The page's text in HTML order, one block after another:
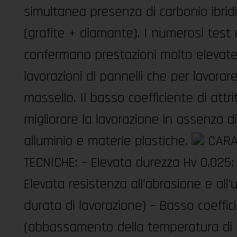
simultanea presenza di carbonio
(grafite + diamante). I numerosi
confermano prestazioni molto
lavorazioni di pannelli che per
massello. Il basso coefficiente di
migliorare la lavorazione in assenza
alluminio e materie plastiche.
TECNICHE: – Elevata durezza Hv
Elevata resistenza all’abrasione e
durata di lavorazione) – Basso
(abbassamento della temperatura di